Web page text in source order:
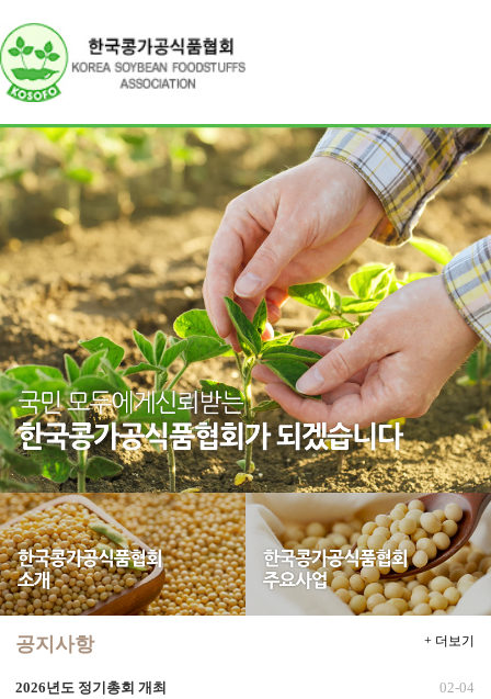
공지사항 + 더보기
2026년도 정기총회 개최
02-04